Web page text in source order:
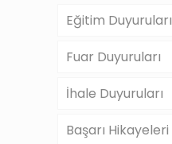
Eğitim Duyuruları
Fuar Duyuruları
İhale Duyuruları
Başarı Hikayeleri